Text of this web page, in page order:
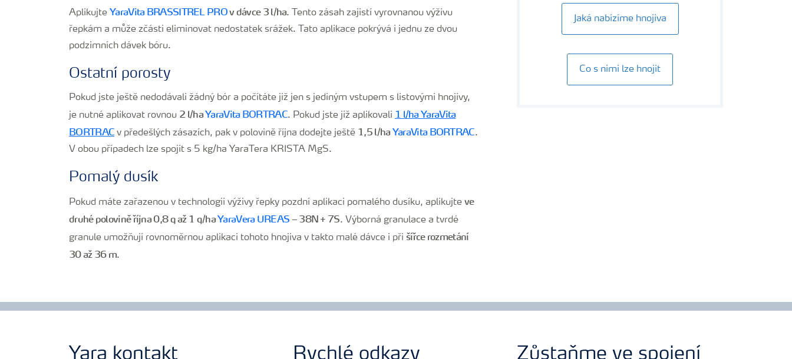
Aplikujte YaraVita BRASSITREL PROv dávce 3 l/ha. Tento zásah zajistí vyrovnanou výživu
řepkám a může zčásti eliminovat nedostatek srážek. Tato aplikace pokrývá i jednu ze dvou
podzimních dávek bóru.
Ostatní porosty
Pokud jste ještě nedodávali žádný bór a počítáte již jen s jediným vstupem s listovými hnojivy,
je nutné aplikovat rovnou 2 l/haYaraVita BORTRAC. Pokud jste již aplikovali 1 l/ha YaraVita
BORTRAC v předešlých zásazích, pak v polovině října dodejte ještě 1,5 l/ha YaraVita BORTRAC.
V obou případech lze spojit s 5 kg/ha YaraTera KRISTA MgS.
Pomalý dusík
Pokud máte zařazenou v technologii výživy řepky pozdní aplikaci pomalého dusíku, aplikujte ve
druhé polovině října 0,8 q až 1 q/haYaraVera UREAS – 38N + 7S. Výborná granulace a tvrdé
granule umožňují rovnoměrnou aplikaci tohoto hnojiva v takto malé dávce i při šířce rozmetání
30 až 36 m.
Jaká nabízíme hnojiva
Co s nimi lze hnojit
Yara kontakt Rychlé odkazy Zůstaňme ve spojení